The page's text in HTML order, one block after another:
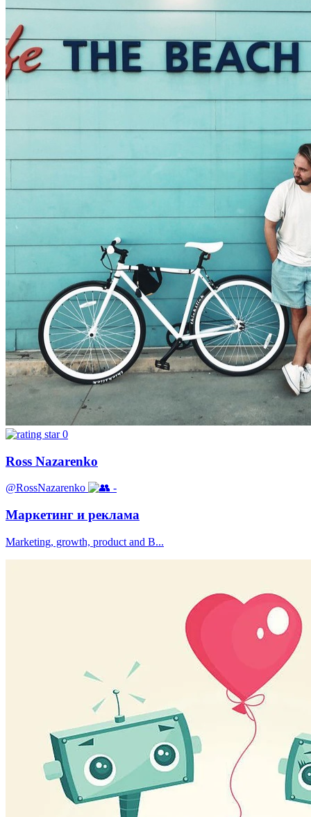
0
Ross Nazarenko
@RossNazarenko -
Маркетинг и реклама
Marketing, growth, product and B...